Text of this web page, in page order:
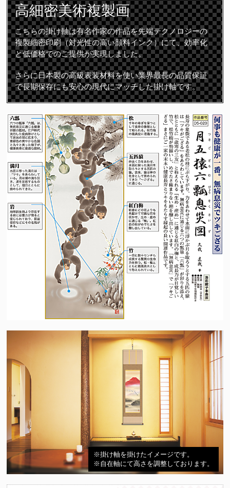
高細密美術複製画
こちらの掛け軸は有名作家の作品を先端テクノロジーの
複製細密印刷（対光性の高い顔料インク）にて、効率化
と低価格でのご提供が実現しました。
さらに日本製の高級表装材料を使い業界最長の品質保証
で長期保存にも安心の現代にマッチした掛け軸です。
※掛け軸を掛けたイメージです。
※自在軸にて高さを調整しております。